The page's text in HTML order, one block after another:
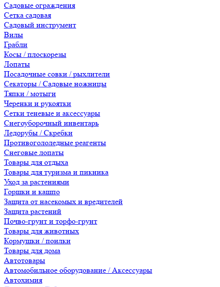
Садовые ограждения
Сетка садовая
Садовый инструмент
Вилы
Грабли
Косы / плоскорезы
Лопаты
Посадочные совки / рыхлители
Секаторы / Садовые ножницы
Тяпки / мотыги
Черенки и рукоятки
Сетки теневые и аксессуары
Снегоуборочный инвентарь
Ледорубы / Скребки
Противогололедные реагенты
Снеговые лопаты
Товары для отдыха
Товары для туризма и пикника
Уход за растениями
Горшки и кашпо
Защита от насекомых и вредителей
Защита растений
Почво-грунт и торфо-грунт
Товары для животных
Кормушки / поилки
Товары для дома
Автотовары
Автомобильное оборудование / Аксессуары
Автохимия